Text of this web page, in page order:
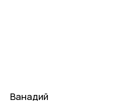
Ванадий